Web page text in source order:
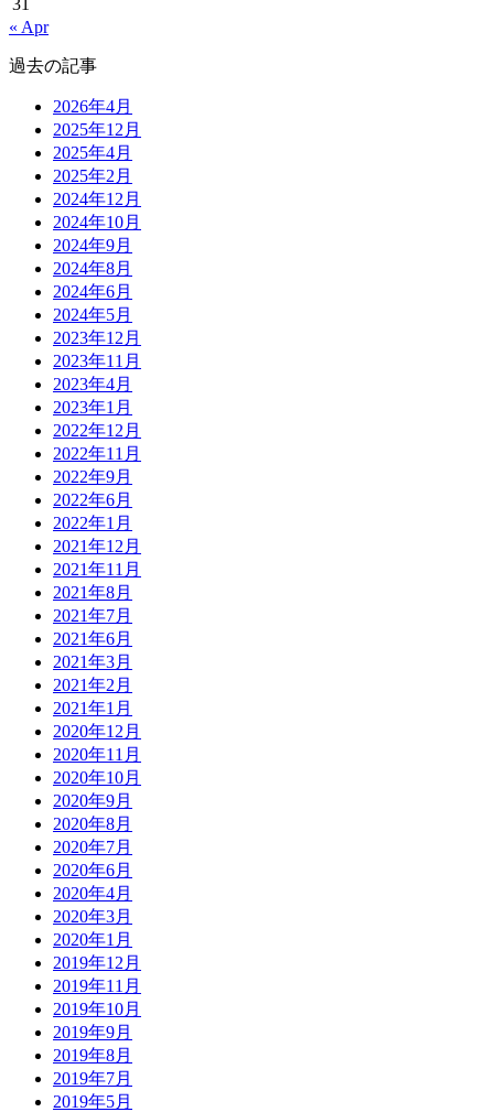
« Apr
過去の記事
2026年4月
2025年12月
2025年4月
2025年2月
2024年12月
2024年10月
2024年9月
2024年8月
2024年6月
2024年5月
2023年12月
2023年11月
2023年4月
2023年1月
2022年12月
2022年11月
2022年9月
2022年6月
2022年1月
2021年12月
2021年11月
2021年8月
2021年7月
2021年6月
2021年3月
2021年2月
2021年1月
2020年12月
2020年11月
2020年10月
2020年9月
2020年8月
2020年7月
2020年6月
2020年4月
2020年3月
2020年1月
2019年12月
2019年11月
2019年10月
2019年9月
2019年8月
2019年7月
2019年5月